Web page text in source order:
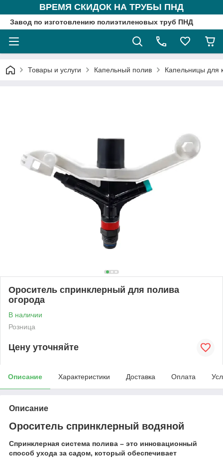
ВРЕМЯ СКИДОК НА ТРУБЫ ПНД
Завод по изготовлению полиэтиленовых труб ПНД
Товары и услуги Капельный полив Капельницы для
Ороситель спринклерный для полива
огорода
В наличии
Розница
Цену уточняйте
Описание Характеристики Доставка Оплата
Описание
Ороситель спринклерный водяной
Спринклерная система полива – это инновационный
способ ухода за садом, который обеспечивает